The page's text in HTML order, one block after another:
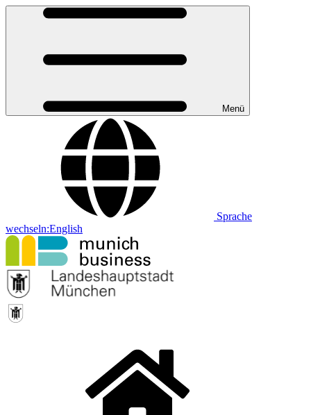
Menü
Sprache
wechseln:English